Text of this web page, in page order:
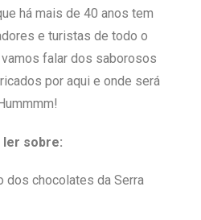
há mais de 40 anos tem
e turistas de todo o
falar dos saborosos
por aqui e onde será
ler sobre:
dos chocolates da Serra